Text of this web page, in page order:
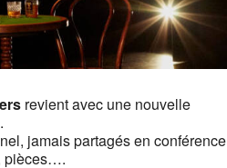
revient avec une nouvelle
jamais partagés en conférence
pièces….